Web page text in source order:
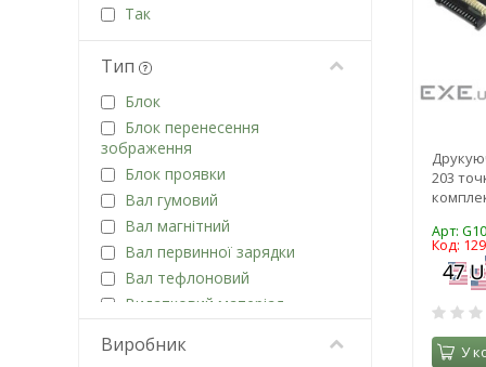
203
Арт:
Код:
У
Так
Тип
Блок
Блок перенесення
зображення
Блок проявки
Вал гумовий
Вал магнітний
Вал первинної зарядки
Вал тефлоновий
Видатковий матеріал
Втулка вала магнітного
Виробник